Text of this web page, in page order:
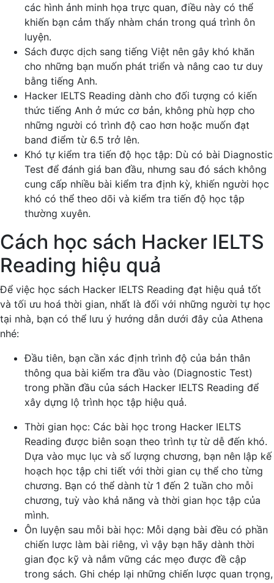
các hình ảnh minh họa trực quan, điều này có thể
khiến bạn cảm thấy nhàm chán trong quá trình ôn
luyện.
Sách được dịch sang tiếng Việt nên gây khó khăn
cho những bạn muốn phát triển và nâng cao tư duy
bằng tiếng Anh.
Hacker IELTS Reading dành cho đối tượng có kiến
thức tiếng Anh ở mức cơ bản, không phù hợp cho
những người có trình độ cao hơn hoặc muốn đạt
band điểm từ 6.5 trở lên.
Khó tự kiểm tra tiến độ học tập: Dù có bài Diagnostic
Test để đánh giá ban đầu, nhưng sau đó sách không
cung cấp nhiều bài kiểm tra định kỳ, khiến người học
khó có thể theo dõi và kiểm tra tiến độ học tập
thường xuyên.
Cách học sách Hacker IELTS
Reading hiệu quả
Để việc học sách Hacker IELTS Reading đạt hiệu quả tốt
và tối ưu hoá thời gian, nhất là đối với những người tự học
tại nhà, bạn có thể lưu ý hướng dẫn dưới đây của Athena
nhé:
Đầu tiên, bạn cần xác định trình độ của bản thân
thông qua bài kiểm tra đầu vào (Diagnostic Test)
trong phần đầu của sách Hacker IELTS Reading để
xây dựng lộ trình học tập hiệu quả.
Thời gian học: Các bài học trong Hacker IELTS
Reading được biên soạn theo trình tự từ dễ đến khó.
Dựa vào mục lục và số lượng chương, bạn nên lập kế
hoạch học tập chi tiết với thời gian cụ thể cho từng
chương. Bạn có thể dành từ 1 đến 2 tuần cho mỗi
chương, tuỳ vào khả năng và thời gian học tập của
mình.
Ôn luyện sau mỗi bài học: Mỗi dạng bài đều có phần
chiến lược làm bài riêng, vì vậy bạn hãy dành thời
gian đọc kỹ và nắm vững các mẹo được đề cập
trong sách. Ghi chép lại những chiến lược quan trọng,